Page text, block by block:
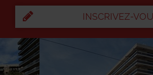
INSCRIVEZ-